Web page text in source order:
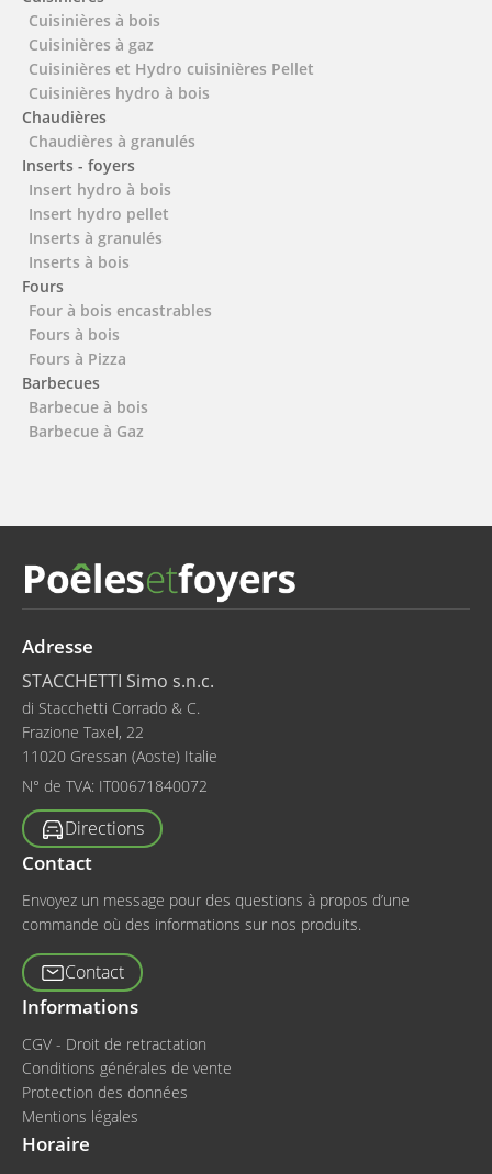
Cuisinières à bois
Cuisinières à gaz
Cuisinières et Hydro cuisinières Pellet
Cuisinières hydro à bois
Chaudières
Chaudières à granulés
Inserts - foyers
Insert hydro à bois
Insert hydro pellet
Inserts à granulés
Inserts à bois
Fours
Four à bois encastrables
Fours à bois
Fours à Pizza
Barbecues
Barbecue à bois
Barbecue à Gaz
Adresse
STACCHETTI Simo s.n.c.
di Stacchetti Corrado & C.
Frazione Taxel, 22
11020 Gressan (Aoste) Italie
N° de TVA: IT00671840072
Directions
Contact
Envoyez un message pour des questions à propos d’une
commande où des informations sur nos produits.
Contact
Informations
CGV - Droit de retractation
Conditions générales de vente
Protection des données
Mentions légales
Horaire